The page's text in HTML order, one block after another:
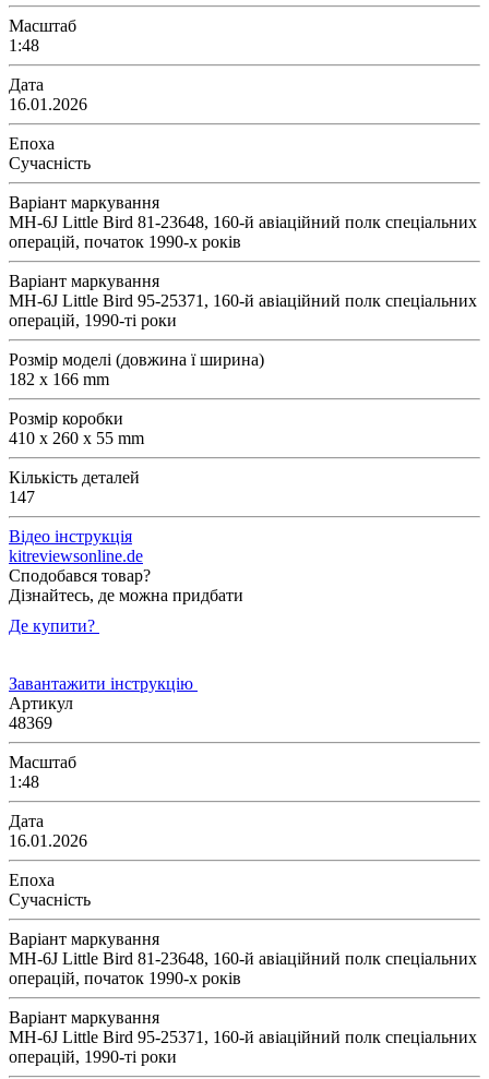
Масштаб
1:48
Дата
16.01.2026
Епоха
Сучасність
Варіант маркування
MH-6J Little Bird 81-23648, 160-й авіаційний полк спеціальних
операцій, початок 1990-х років
Варіант маркування
MH-6J Little Bird 95-25371, 160-й авіаційний полк спеціальних
операцій, 1990-ті роки
Розмір моделі (довжина ї ширина)
182 x 166 mm
Розмір коробки
410 x 260 x 55 mm
Кількість деталей
147
Відео інструкція
kitreviewsonline.de
Сподобався товар?
Дізнайтесь, де можна придбати
Де купити?
Завантажити інструкцію
Артикул
48369
Масштаб
1:48
Дата
16.01.2026
Епоха
Сучасність
Варіант маркування
MH-6J Little Bird 81-23648, 160-й авіаційний полк спеціальних
операцій, початок 1990-х років
Варіант маркування
MH-6J Little Bird 95-25371, 160-й авіаційний полк спеціальних
операцій, 1990-ті роки